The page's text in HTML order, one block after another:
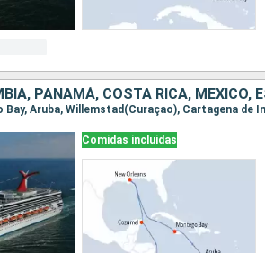
PANAMÁ, COSTA RICA, MÉXICO,
Comidas incluidas